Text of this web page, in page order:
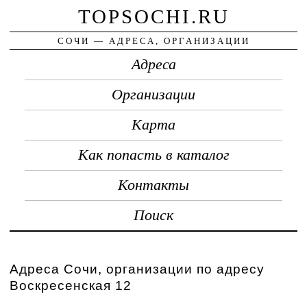
TOPSOCHI.RU
СОЧИ — АДРЕСА, ОРГАНИЗАЦИИ
Адреса
Организации
Карта
Как попасть в каталог
Контакты
Поиск
Адреса Сочи, организации по адресу
Воскресенская 12